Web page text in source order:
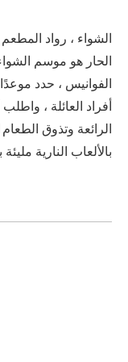
الشواء ، رواد
الحار هو موسم
الفوانيس ، حدد
أفراد العائلة ،
الرائعة وتذوق
بالألعاب النارية